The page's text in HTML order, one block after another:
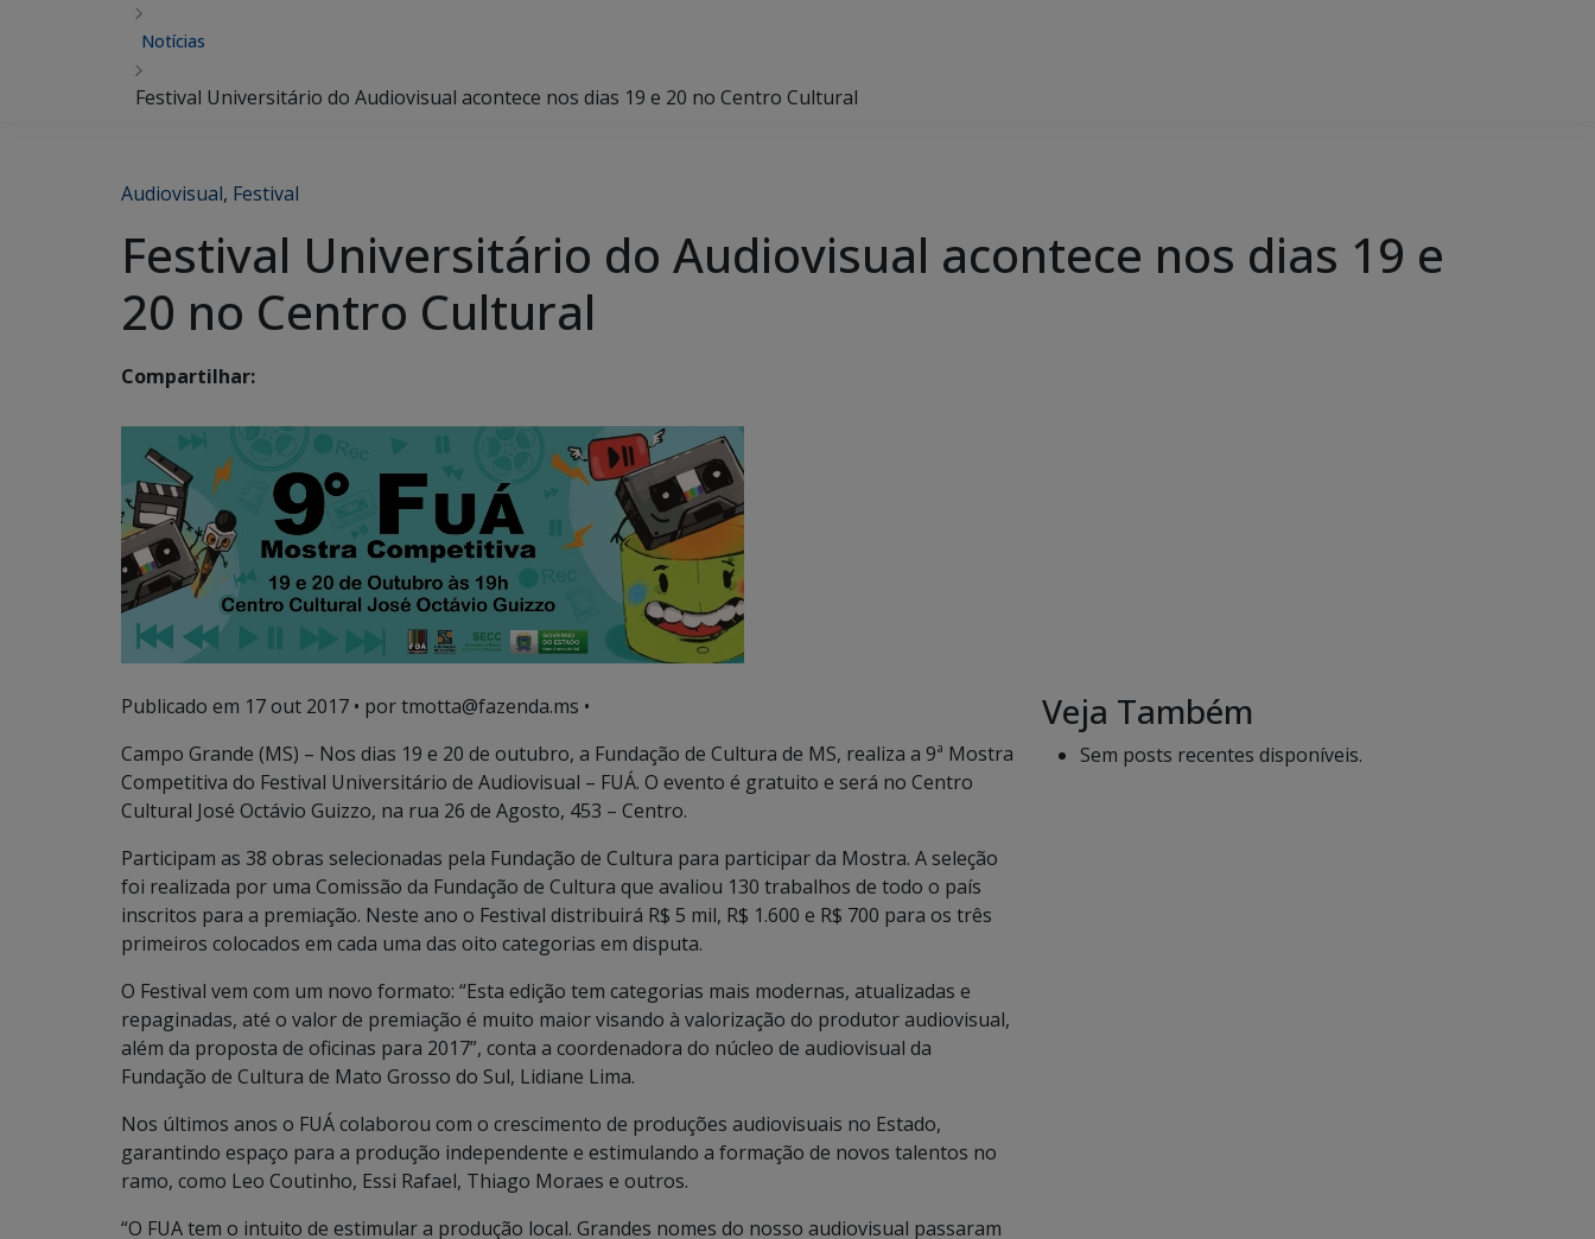
Notícias
Festival Universitário do Audiovisual acontece nos dias 19 e 20 no Centro Cultural
Audiovisual, Festival
Festival Universitário do Audiovisual acontece nos dias 19 e
20 no Centro Cultural
Compartilhar:
Publicado em 17 out 2017 • por tmotta@fazenda.ms •
Campo Grande (MS) – Nos dias 19 e 20 de outubro, a Fundação de Cultura de MS, realiza a 9ª Mostra
Competitiva do Festival Universitário de Audiovisual – FUÁ. O evento é gratuito e será no Centro
Cultural José Octávio Guizzo, na rua 26 de Agosto, 453 – Centro.
Participam as 38 obras selecionadas pela Fundação de Cultura para participar da Mostra. A seleção
foi realizada por uma Comissão da Fundação de Cultura que avaliou 130 trabalhos de todo o país
inscritos para a premiação. Neste ano o Festival distribuirá R$ 5 mil, R$ 1.600 e R$ 700 para os três
primeiros colocados em cada uma das oito categorias em disputa.
O Festival vem com um novo formato: “Esta edição tem categorias mais modernas, atualizadas e
repaginadas, até o valor de premiação é muito maior visando à valorização do produtor audiovisual,
além da proposta de oficinas para 2017”, conta a coordenadora do núcleo de audiovisual da
Fundação de Cultura de Mato Grosso do Sul, Lidiane Lima.
Nos últimos anos o FUÁ colaborou com o crescimento de produções audiovisuais no Estado,
garantindo espaço para a produção independente e estimulando a formação de novos talentos no
ramo, como Leo Coutinho, Essi Rafael, Thiago Moraes e outros.
“O FUA tem o intuito de estimular a produção local. Grandes nomes do nosso audiovisual passaram
Veja Também
Sem posts recentes disponíveis.